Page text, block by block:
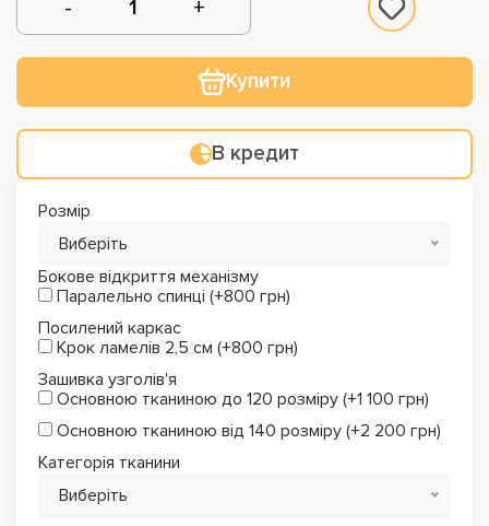
Купити
В кредит
Розмір
Виберіть
Бокове відкриття механізму
Паралельно спинці (+800 грн)
Посилений каркас
Крок ламелів 2,5 см (+800 грн)
Зашивка узголів'я
Основною тканиною до 120 розміру (+1 100 грн)
Основною тканиною від 140 розміру (+2 200 грн)
Категорія тканини
Виберіть